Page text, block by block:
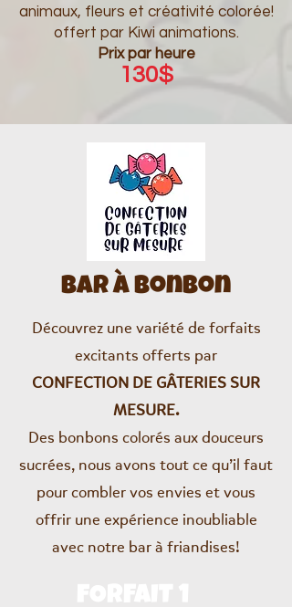
animaux, fleurs et créativité colorée!
offert par Kiwi animations.
Prix par heure
130$
Bar à Bonbon
Découvrez une variété de forfaits
excitants offerts par
CONFECTION DE GÂTERIES SUR
MESURE.
Des bonbons colorés aux douceurs
sucrées, nous avons tout ce qu’il faut
pour combler vos envies et vous
offrir une expérience inoubliable
avec notre bar à friandises!